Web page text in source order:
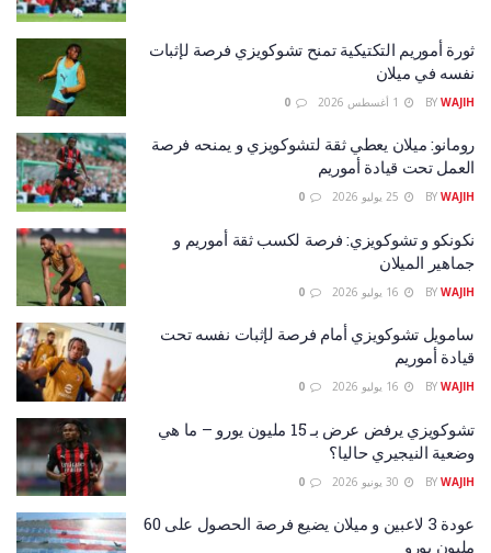
ثورة أموريم التكتيكية تمنح تشوكويزي فرصة لإثبات
نفسه في ميلان
BY WAJIH
رومانو: ميلان يعطي ثقة لتشوكويزي و يمنحه فرصة
العمل تحت قيادة أموريم
BY WAJIH
نكونكو و تشوكويزي: فرصة لكسب ثقة أموريم و
جماهير الميلان
BY WAJIH
سامويل تشوكويزي أمام فرصة لإثبات نفسه تحت
قيادة أموريم
BY WAJIH
تشوكويزي يرفض عرض بـ 15 مليون يورو – ما هي
وضعية النيجيري حاليا؟
BY WAJIH
عودة 3 لاعبين و ميلان يضيع فرصة الحصول على 60
مليون يورو